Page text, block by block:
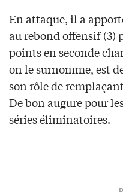
En attaque, il a
au rebond offensif (3)
points en seconde
on le surnomme, est
son rôle de
De bon augure pour
séries éliminatoires.